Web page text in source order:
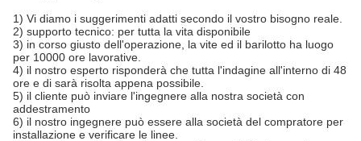
1) Vi diamo i suggerimenti adatti secondo il vostro bisogno reale.
2) supporto tecnico: per tutta la vita disponibile
3) in corso giusto dell'operazione, la vite ed il barilotto ha luogo
per 10000 ore lavorative.
4) il nostro esperto risponderà che tutta l'indagine all'interno di 48
ore e di sarà risolta appena possibile.
5) il cliente può inviare l'ingegnere alla nostra società con
addestramento
6) il nostro ingegnere può essere alla società del compratore per
installazione e verificare le linee.